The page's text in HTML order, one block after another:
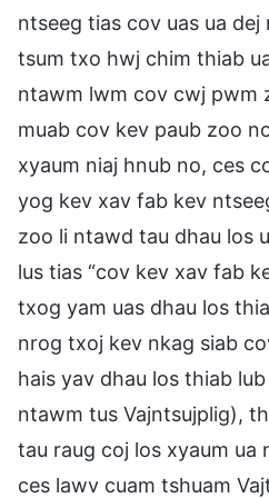
ntseeg tias cov uas ua
tsum txo hwj chim thiab
ntawm lwm cov cwj pwm
muab cov kev paub zoo
xyaum niaj hnub no, ces
yog kev xav fab kev
zoo li ntawd tau dhau los
lus tias “cov kev xav fab
txog yam uas dhau los
nrog txoj kev nkag siab
hais yav dhau los thiab
ntawm tus Vajntsujplig),
tau raug coj los xyaum ua
ces lawv cuam tshuam